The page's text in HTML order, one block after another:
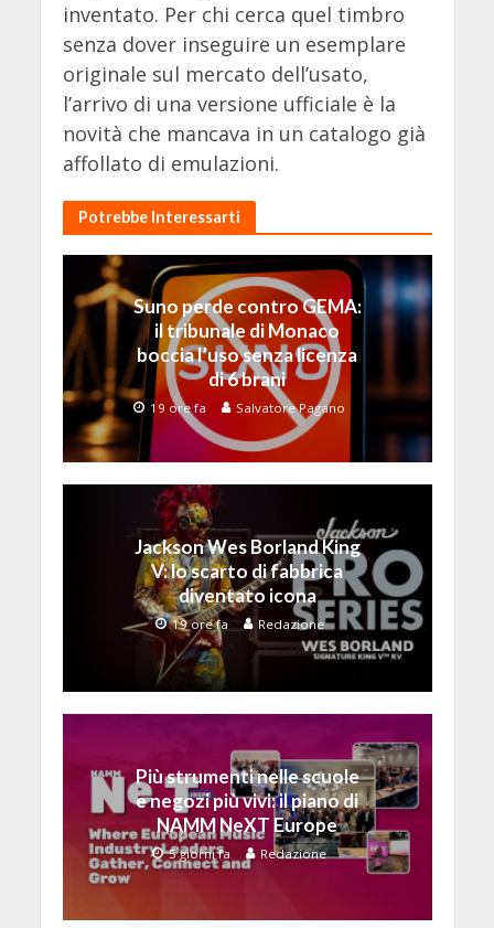
inventato. Per chi cerca quel timbro
senza dover inseguire un esemplare
originale sul mercato dell’usato,
l’arrivo di una versione ufficiale è la
novità che mancava in un catalogo già
affollato di emulazioni.
Potrebbe Interessarti
Suno perde contro GEMA:
il tribunale di Monaco
boccia l’uso senza licenza
di 6 brani
19 ore fa Salvatore Pagano
Jackson Wes Borland King
V: lo scarto di fabbrica
diventato icona
19 ore fa Redazione
Più strumenti nelle scuole
e negozi più vivi: il piano di
NAMM NeXT Europe
5 giorni fa Redazione